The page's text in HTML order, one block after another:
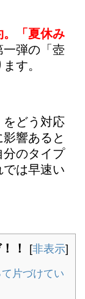
。「夏休み
一弾の「壺
す。
をどう対応
響あると
分のタイプ
は早速い
！ [非表示]
片づけてい